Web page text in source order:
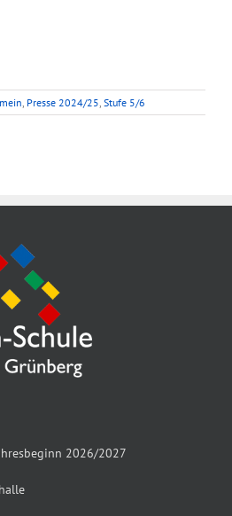
, Presse 2024/25, Stufe 5/6
2026/2027